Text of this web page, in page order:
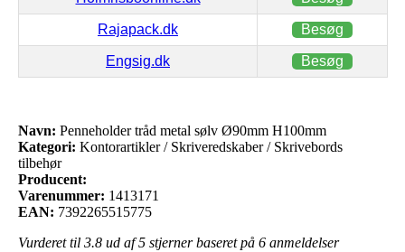
Rajapack.dk Besøg
Engsig.dk Besøg
Navn: Penneholder tråd metal sølv Ø90mm H100mm
Kategori: Kontorartikler / Skriveredskaber / Skrivebords
tilbehør
Producent:
Varenummer: 1413171
EAN: 7392265515775
Vurderet til 3.8 ud af 5 stjerner baseret på 6 anmeldelser